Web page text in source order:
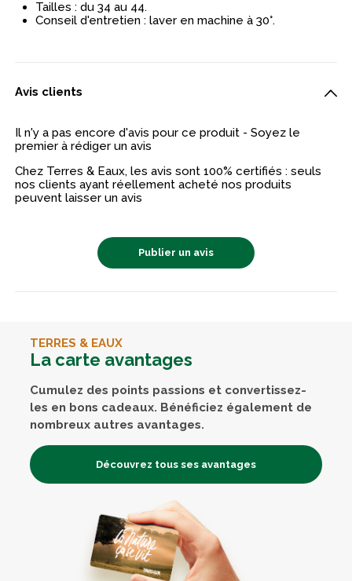
Tailles : du 34 au 44.
Conseil d'entretien : laver en machine à 30°.
Avis clients
Il n'y a pas encore d'avis pour ce produit - Soyez le
premier à rédiger un avis
Chez Terres & Eaux, les avis sont 100% certifiés : seuls
nos clients ayant réellement acheté nos produits
peuvent laisser un avis
Publier un avis
TERRES & EAUX
La carte avantages
Cumulez des points passions et convertissez-
les en bons cadeaux. Bénéficiez également de
nombreux autres avantages.
Découvrez tous ses avantages